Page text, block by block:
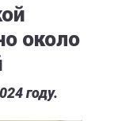
около
году.